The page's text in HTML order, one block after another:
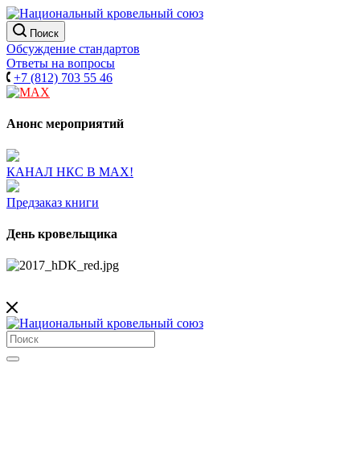
Поиск
Обсуждение стандартов
Ответы на вопросы
+7 (812) 703 55 46
Анонс мероприятий
КАНАЛ НКС В МАХ!
Предзаказ книги
День кровельщика